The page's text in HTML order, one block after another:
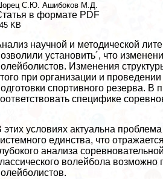
С.Ю.Ашибоков М.Д.
в формате PDF
KB
научной и методической
установить´, что
Изменения
при организации и
спортивного резерва. В
специфике
этих условиях актуальна
единства, что
анализа
волейбола